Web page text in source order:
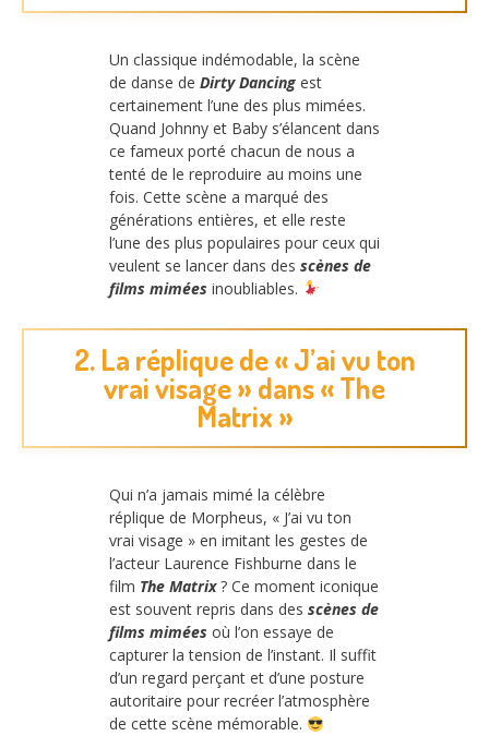
Un classique indémodable, la scène
de danse de Dirty Dancing est
certainement l’une des plus mimées.
Quand Johnny et Baby s’élancent dans
ce fameux porté chacun de nous a
tenté de le reproduire au moins une
fois. Cette scène a marqué des
générations entières, et elle reste
l’une des plus populaires pour ceux qui
veulent se lancer dans des scènes de
films mimées inoubliables.
2. La réplique de « J’ai vu ton
vrai visage » dans « The
Matrix »
Qui n’a jamais mimé la célèbre
réplique de Morpheus, « J’ai vu ton
vrai visage » en imitant les gestes de
l’acteur Laurence Fishburne dans le
film The Matrix? Ce moment iconique
est souvent repris dans des scènes de
films mimées où l’on essaye de
capturer la tension de l’instant. Il suffit
d’un regard perçant et d’une posture
autoritaire pour recréer l’atmosphère
de cette scène mémorable.